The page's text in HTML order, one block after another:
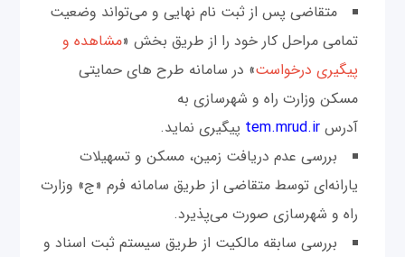
متقاضی پس از ثبت نام نهایی و می‌تواند وضعیت
تمامی مراحل کار خود را از طریق بخش «مشاهده و
پيگيری درخواست» در سامانه طرح های حمایتی
مسکن وزارت راه و شهرسازی به
آدرسtem.mrud.ir پیگیری نماید.
بررسی عدم دریافت زمین، مسکن و تسهیلات
یارانه‌ای توسط متقاضی از طریق سامانه فرم «ج» وزارت
راه و شهرسازی صورت می‌پذيرد.
بررسی سابقه مالكيت از طريق سيستم ثبت اسناد و